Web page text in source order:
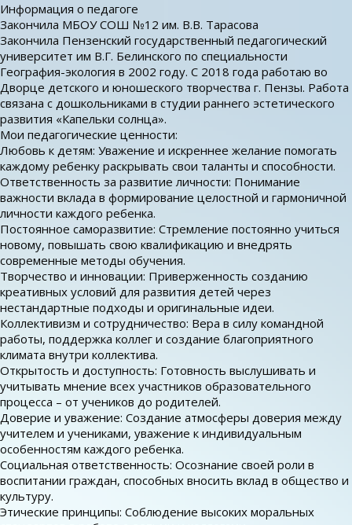
Информация о педагоге
Закончила МБОУ СОШ №12 им. В.В. Тарасова
Закончила Пензенский государственный педагогический
университет им В.Г. Белинского по специальности
География-экология в 2002 году. С 2018 года работаю во
Дворце детского и юношеского творчества г. Пензы. Работа
связана с дошкольниками в студии раннего эстетического
развития «Капельки солнца».
Мои педагогические ценности:
Любовь к детям: Уважение и искреннее желание помогать
каждому ребенку раскрывать свои таланты и способности.
Ответственность за развитие личности: Понимание
важности вклада в формирование целостной и гармоничной
личности каждого ребенка.
Постоянное саморазвитие: Стремление постоянно учиться
новому, повышать свою квалификацию и внедрять
современные методы обучения.
Творчество и инновации: Приверженность созданию
креативных условий для развития детей через
нестандартные подходы и оригинальные идеи.
Коллективизм и сотрудничество: Вера в силу командной
работы, поддержка коллег и создание благоприятного
климата внутри коллектива.
Открытость и доступность: Готовность выслушивать и
учитывать мнение всех участников образовательного
процесса – от учеников до родителей.
Доверие и уважение: Создание атмосферы доверия между
учителем и учениками, уважение к индивидуальным
особенностям каждого ребенка.
Социальная ответственность: Осознание своей роли в
воспитании граждан, способных вносить вклад в общество и
культуру.
Этические принципы: Соблюдение высоких моральных